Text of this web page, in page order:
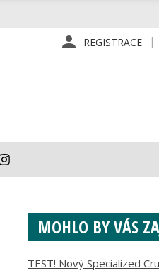
REGISTRACE
MOHLO BY VÁS
TEST! Nový Specialized